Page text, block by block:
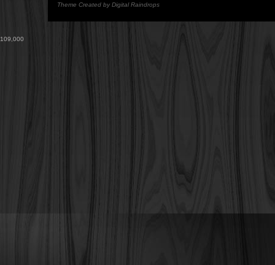
Theme Created by Digital Raindrops
109,000